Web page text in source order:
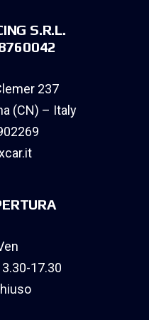
S.R.L.
237
(CN) – Italy
17.30